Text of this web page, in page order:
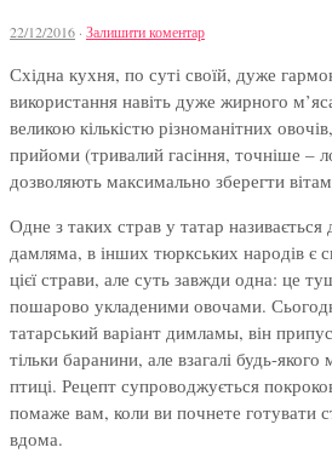
22/12/2016 · Залишити коментар
Східна кухня, по суті своїй, дуже
використання навіть дуже жирного
великою кількістю різноманітних
прийоми (тривалий гасіння, точніше –
дозволяють максимально зберегти
Одне з таких страв у татар
дамляма, в інших тюркських народів є
цієї страви, але суть завжди одна: це
пошарово укладеними овочами.
татарський варіант димламы, він
тільки баранини, але взагалі будь-якого
птиці. Рецепт супроводжується
помаже вам, коли ви почнете готувати
вдома.